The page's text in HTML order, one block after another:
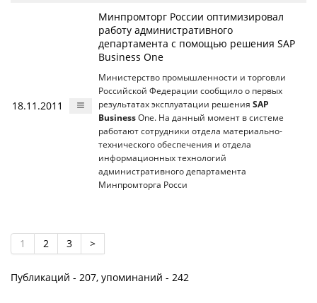
18.11.2011
Минпромторг России оптимизировал
работу административного
департамента с помощью решения SAP
Business One
Министерство промышленности и торговли
Российской Федерации сообщило о первых
результатах эксплуатации решения SAP
Business One. На данный момент в системе
работают сотрудники отдела материально-
технического обеспечения и отдела
информационных технологий
административного департамента
Минпромторга Росси
1 2 3 >
Публикаций - 207, упоминаний - 242